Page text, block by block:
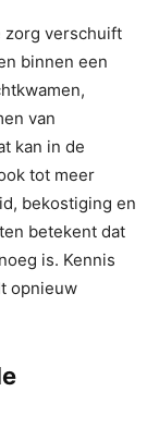
zorg verschuift
binnen een
van
kan in de
tot meer
bekostiging en
betekent dat
is. Kennis
opnieuw